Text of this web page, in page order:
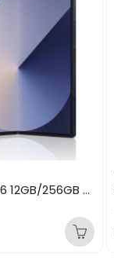
SAMSUNG Z FOLD 6 12GB/256GB NAVY